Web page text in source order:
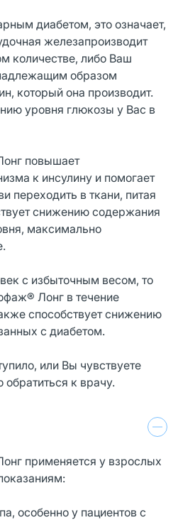
диабетом, это означает,
железапроизводит
количестве, либо Ваш
образом
который она производит.
уровня глюкозы у Вас в
повышает
к инсулину и помогает
переходить в ткани, питая
снижению содержания
максимально
с избыточным весом, то
Лонг в течение
способствует снижению
с диабетом.
или Вы чувствуете
к врачу.
применяется у взрослых
особенно у пациентов с